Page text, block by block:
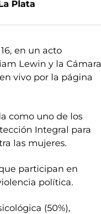
Plata
en un acto
Lewin y la Cámara
vivo por la página
como uno de los
Integral para
las mujeres.
participan en
política.
(50%),